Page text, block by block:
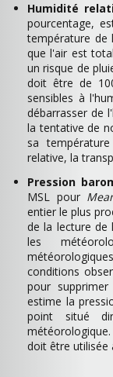
Humidité
pourcentage,
température de
que l'air est
un risque de
doit être de
sensibles à
débarrasser de
la tentative de
sa
relative, la
Pression
MSL pour
entier le plus
de la lecture de
les
conditions
pour
estime la
point situé
doit être utilisée